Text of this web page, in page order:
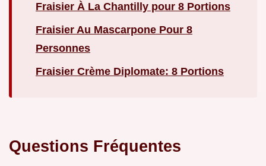
Fraisier À La Chantilly pour 8 Portions
Fraisier Au Mascarpone Pour 8
Personnes
Fraisier Crème Diplomate: 8 Portions
Questions Fréquentes